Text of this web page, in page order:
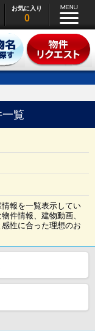
お気に入り
0
覧
報を一覧表示してい
件情報、建物動画、
性に合った理想のお